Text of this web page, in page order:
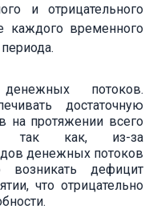
и отрицательного
каждого временного
потоков.
достаточную
на протяжении всего
так как, из-за
денежных потоков
дефицит
что отрицательно